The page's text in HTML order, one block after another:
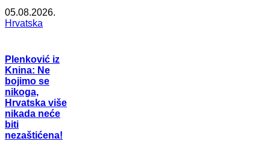
05.08.2026.
Hrvatska
Plenković iz
Knina: Ne
bojimo se
nikoga,
Hrvatska više
nikada neće
biti
nezaštićena!